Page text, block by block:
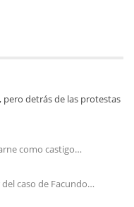
pero detrás de las protestas
como castigo…
caso de Facundo…